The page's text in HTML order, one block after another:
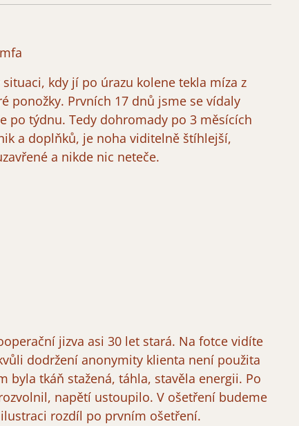
kdy jí po úrazu kolene tekla míza z
ponožky. Prvních 17 dnů jsme se vídaly
po týdnu. Tedy dohromady po 3 měsících
a doplňků, je noha viditelně štíhlejší,
a nikde nic neteče.
jizva asi 30 let stará. Na fotce vidíte
dodržení anonymity klienta není použita
byla tkáň stažená, táhla, stavěla energii. Po
napětí ustoupilo. V ošetření budeme
rozdíl po prvním ošetření.